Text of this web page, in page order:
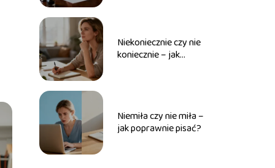
Niekoniecznie czy nie
koniecznie – jak
Niemiła czy nie miła –
jak poprawnie pisać?